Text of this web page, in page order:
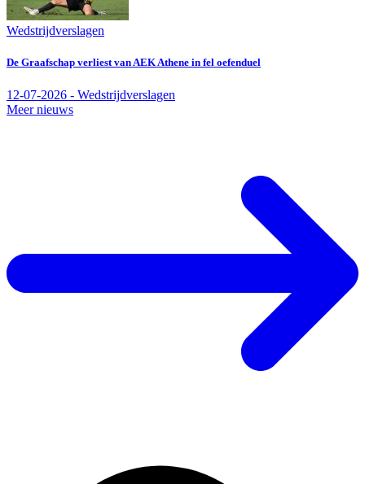
Wedstrijdverslagen
De Graafschap verliest van AEK Athene in fel oefenduel
12-07-2026 - Wedstrijdverslagen
Meer nieuws